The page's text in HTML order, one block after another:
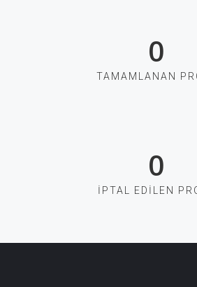
0
TAMAMLANAN
0
İPTAL EDILEN